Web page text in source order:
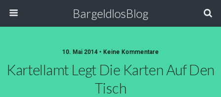
BargeldlosBlog
10. Mai 2014 • Keine Kommentare
Kartellamt Legt Die Karten Auf Den
Tisch